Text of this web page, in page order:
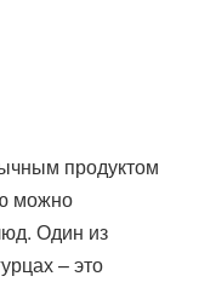
продуктом
можно
Один из
– это